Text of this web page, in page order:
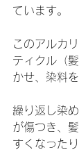
ています。
このアルカ
ティクル（
かせ、染料
繰り返し染
が傷つき、
すくなった